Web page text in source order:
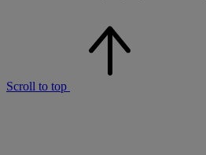
Scroll to top